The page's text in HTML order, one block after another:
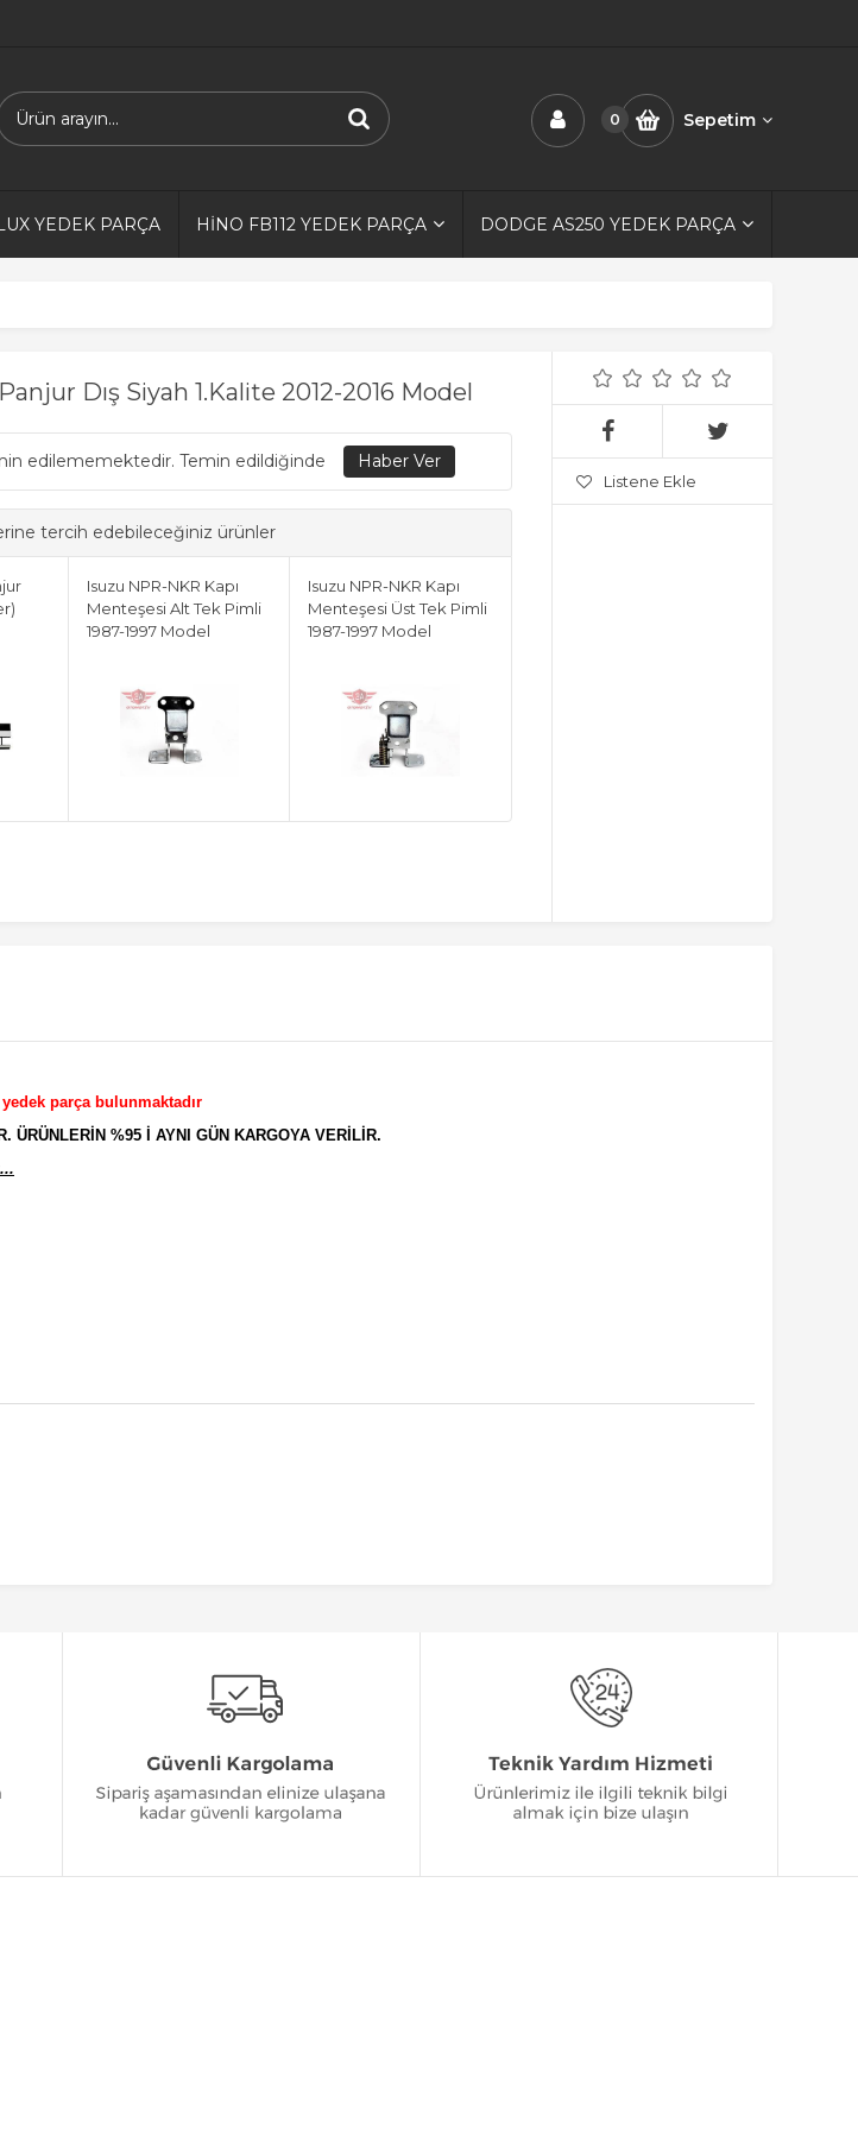
0 Sepetim
YEDEK PARÇA HİNO FB112 YEDEK PARÇA DODGE AS250 YEDEK PARÇA
Dış Siyah 1.Kalite 2012-2016 Model
edilememektedir. Temin edildiğinde
tercih edebileceğiniz ürünler
Isuzu NPR-NKR Kapı
Menteşesi Alt Tek Pimli
1987-1997 Model
Isuzu NPR-NKR Kapı
Menteşesi Üst Tek Pimli
1987-1997 Model
Listene Ekle
parça bulunmaktadır
ÜRÜNLERİN %95 İ AYNI GÜN KARGOYA VERİLİR.